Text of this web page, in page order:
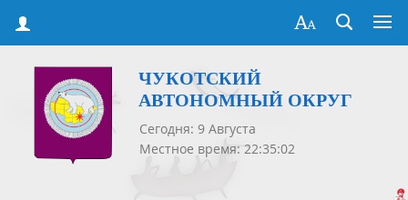
ЧУКОТСКИЙ
АВТОНОМНЫЙ ОКРУГ
Сегодня: 9 Августа
Местное время: 22:35:02